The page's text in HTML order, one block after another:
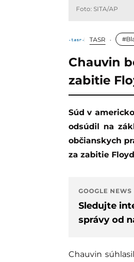
Foto: SITA/AP
TASR
Chauvin
zabitie
Súd v americkom štáte Minnesota vo štvrtok bývalého policajta Dereka Chauvina
odsúdil na
občianskych
za zabitie
GOOGLE NEWS
Sledujte
správy od
Chauvin